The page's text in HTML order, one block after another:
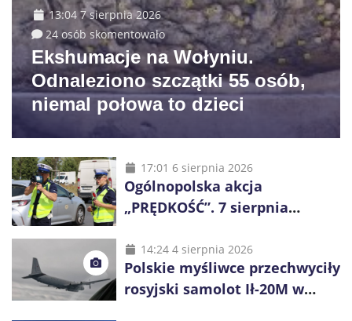
13:04 7 sierpnia 2026
24 osób skomentowało
Ekshumacje na Wołyniu.
Odnaleziono szczątki 55 osób,
niemal połowa to dzieci
17:01 6 sierpnia 2026
Ogólnopolska akcja
„PRĘDKOŚĆ”. 7 sierpnia
14:24 4 sierpnia 2026
Polskie myśliwce przechwyciły
rosyjski samolot Ił-20M w